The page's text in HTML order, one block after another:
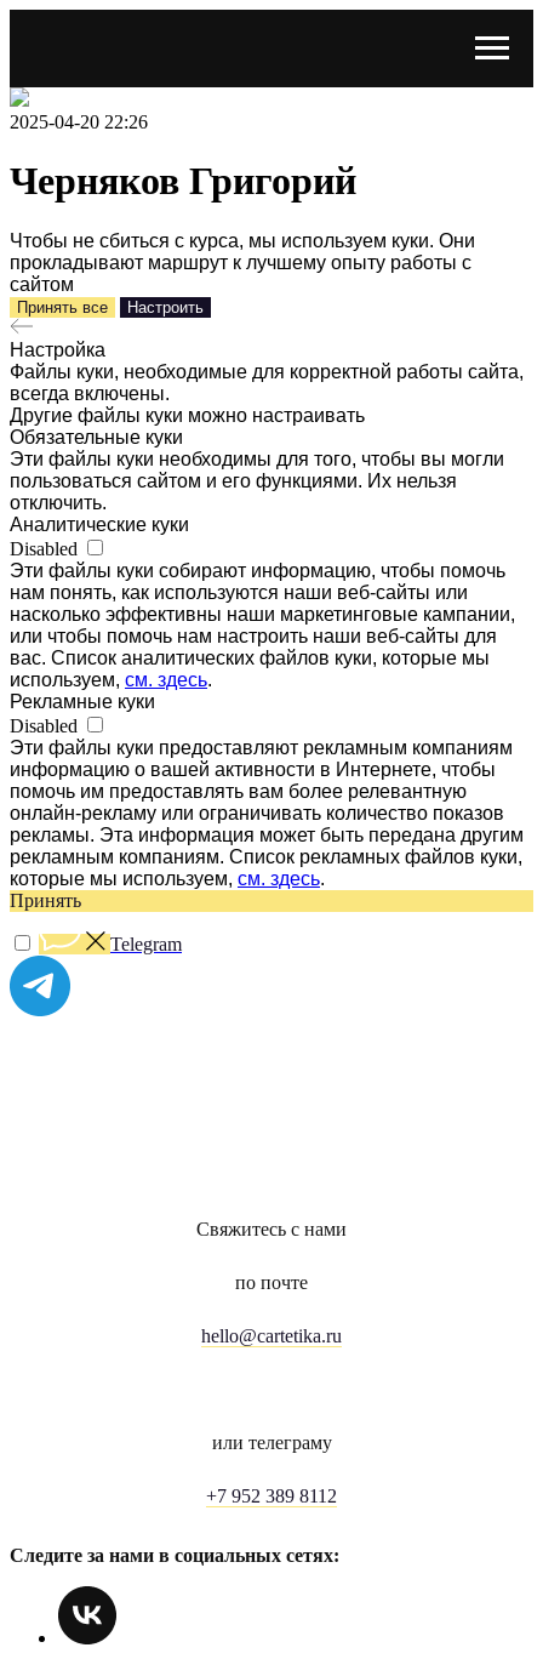
2025-04-20 22:26
Черняков Григорий
Чтобы не сбиться с курса, мы используем куки. Они
прокладывают маршрут к лучшему опыту работы с
сайтом
Принять все Настроить
Настройка
Файлы куки, необходимые для корректной работы сайта,
всегда включены.
Другие файлы куки можно настраивать
Обязательные куки
Эти файлы куки необходимы для того, чтобы вы могли
пользоваться сайтом и его функциями. Их нельзя
отключить.
Аналитические куки
Disabled
Эти файлы куки собирают информацию, чтобы помочь
нам понять, как используются наши веб-сайты или
насколько эффективны наши маркетинговые кампании,
или чтобы помочь нам настроить наши веб-сайты для
вас. Список аналитических файлов куки, которые мы
используем, см. здесь.
Рекламные куки
Disabled
Эти файлы куки предоставляют рекламным компаниям
информацию о вашей активности в Интернете, чтобы
помочь им предоставлять вам более релевантную
онлайн-рекламу или ограничивать количество показов
рекламы. Эта информация может быть передана другим
рекламным компаниям. Список рекламных файлов куки,
которые мы используем, см. здесь.
Принять
Telegram
Свяжитесь с нами
по почте
hello@cartetika.ru
или телеграму
+7 952 389 8112
Следите за нами в социальных сетях: